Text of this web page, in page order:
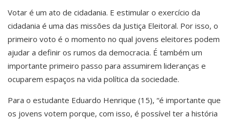
Votar é um ato de cidadania. E estimular o exercício da
cidadania é uma das missões da Justiça Eleitoral. Por isso, o
primeiro voto é o momento no qual jovens eleitores podem
ajudar a definir os rumos da democracia. É também um
importante primeiro passo para assumirem lideranças e
ocuparem espaços na vida política da sociedade.
Para o estudante Eduardo Henrique (15), “é importante que
os jovens votem porque, com isso, é possível ter a história